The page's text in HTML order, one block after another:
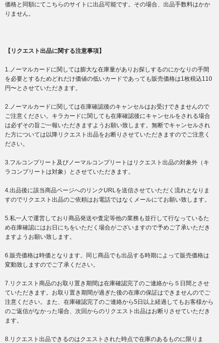
価格と同額にてこちらのサイトに出品可能です。その場合、出品手数料はかか
りません。
【リクエスト出品に関する注意事項】
1.ノーマルカードに関しては膨大な在庫量がありお探しするのにかなりの手間
を必要とするためどれだけ価値の低いカードであっても販売価格は1枚税込110
円〜とさせていただきます。
2.ノーマルカードに関しては在庫確認後のキャンセルはお受けできませんので
ご注意ください。キラカードに関しても在庫確認後にキャンセルをされる場合
は必ずその旨ご一報いただきますようお願い致します。無断でキャンセルされ
た方については以降リクエスト出品をお断りさせていただきますのでご注意く
ださい。
3.フルコンプリート及びノーマルコンプリートはリクエスト出品の対象外（キ
ラコンプリートは対象）とさせていただきます。
4.出品後に該当商品ページへのリンクURLを送信させていただく流れとなりま
すのでリクエスト出品のご依頼はお電話ではなくメールにてお願い致します。
5.私一人で運営しており商品発送や査定等他の業務も並行して行なっているた
め在庫確認にはお日にちをいただく場合がございますので予めご了承いただき
ますようお願い致します。
6.販売価格は時価となります。同じ商品でも出品する時期によって販売価格は
変動致しますのでご了承ください。
7.リクエスト商品のお取り置き期間は在庫確認完了のご連絡から５日間とさせ
ていただきます。お取り置き期間が過ぎた後の在庫の保証はできませんのでご
注意ください。また、在庫確認完了のご連絡から5日以上経過してもお客様から
のご返信がなかった場合、次回からのリクエスト出品はお断りさせていただき
ます。
8.リクエスト出品できるのはクエストされた時点で在庫のあるものに限りま